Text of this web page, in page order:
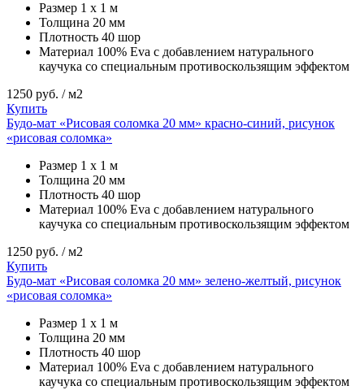
Размер 1 х 1 м
Толщина 20 мм
Плотность 40 шор
Материал 100% Eva с добавлением натурального
каучука со специальным противоскользящим эффектом
1250 руб. / м2
Купить
Будо-мат «Рисовая соломка 20 мм» красно-синий, рисунок
«рисовая соломка»
Размер 1 х 1 м
Толщина 20 мм
Плотность 40 шор
Материал 100% Eva с добавлением натурального
каучука со специальным противоскользящим эффектом
1250 руб. / м2
Купить
Будо-мат «Рисовая соломка 20 мм» зелено-желтый, рисунок
«рисовая соломка»
Размер 1 х 1 м
Толщина 20 мм
Плотность 40 шор
Материал 100% Eva с добавлением натурального
каучука со специальным противоскользящим эффектом